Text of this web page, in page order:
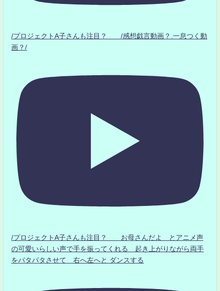
/プロジェクトA子さんも注目？ /感想戯言動画？.一息つく動
画？/
/プロジェクトA子さんも注目？ お母さんだよ とアニメ声
の可愛いらしい声で手を振ってくれる 起き上がりながら両手
をパタパタさせて 右へ左へと ダンスする